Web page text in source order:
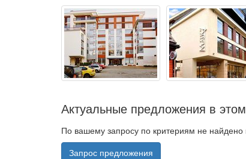
Актуальные предложения в
По вашему запросу по критериям не
Запрос предложения